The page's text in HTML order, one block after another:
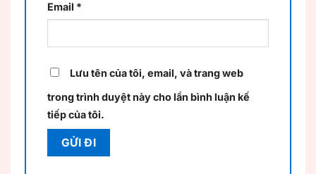
Email *
Lưu tên của tôi, email, và trang web
trong trình duyệt này cho lần bình luận kế
tiếp của tôi.